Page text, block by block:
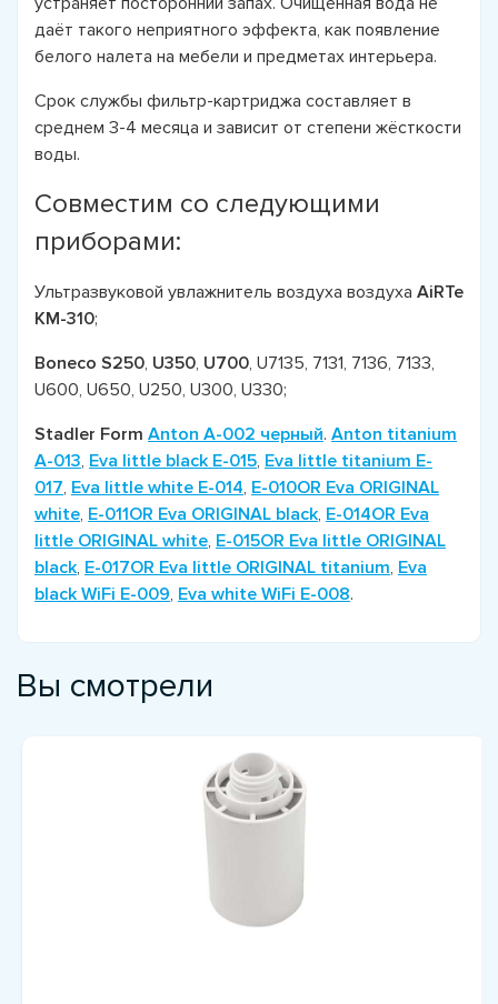
даёт такого неприятного эффекта, как появление
белого налета на мебели и предметах интерьера.
Срок службы фильтр-картриджа составляет в
среднем 3-4 месяца и зависит от степени жёсткости
воды.
Совместим со следующими
приборами:
Ультразвуковой увлажнитель воздуха воздуха AiRTe
KM-310;
Boneco S250, U350, U700, U7135, 7131, 7136, 7133,
U600, U650, U250, U300, U330;
Stadler Form Anton A-002 черный. Anton titanium
A-013, Eva little black E-015, Eva little titanium E-
017, Eva little white E-014, E-010OR Eva ORIGINAL
white, E-011OR Eva ORIGINAL black, E-014OR Eva
little ORIGINAL white, E-015OR Eva little ORIGINAL
black, E-017OR Eva little ORIGINAL titanium, Eva
black WiFi E-009, Eva white WiFi E-008.
Вы смотрели